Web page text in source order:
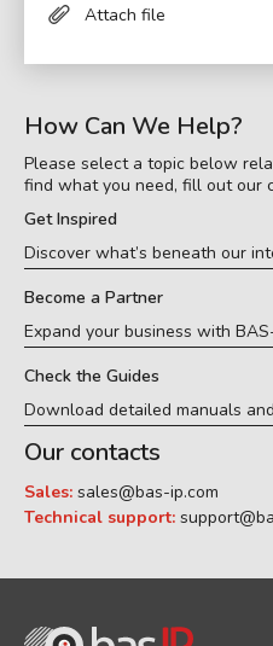
Attach file
How Can We Help?
Please select a topic below
find what you need, fill out our
Get Inspired
Discover what’s beneath our
Become a Partner
Expand your business with
Check the Guides
Download detailed manuals
Our contacts
Sales: sales@bas-ip.com
Technical support: